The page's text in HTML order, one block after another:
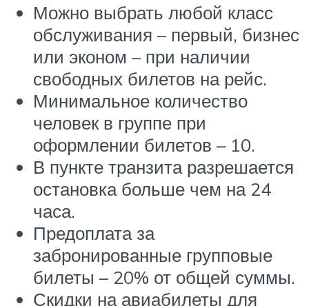
Можно выбрать любой класс
обслуживания – первый, бизнес
или эконом – при наличии
свободных билетов на рейс.
Минимальное количество
человек в группе при
оформлении билетов – 10.
В пункте транзита разрешается
остановка больше чем на 24
часа.
Предоплата за
забронированные групповые
билеты – 20% от общей суммы.
Скидки на авиабилеты для